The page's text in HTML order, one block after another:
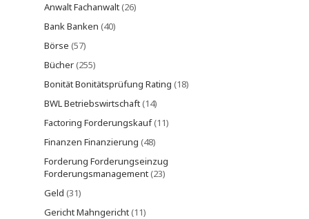
Anwalt Fachanwalt(26)
Bank Banken (40)
Börse (57)
Bücher(255)
Bonität Bonitätsprüfung Rating (18)
BWL Betriebswirtschaft(14)
Factoring Forderungskauf(11)
Finanzen Finanzierung (48)
Forderung Forderungseinzug
Forderungsmanagement(23)
Geld (31)
Gericht Mahngericht(11)